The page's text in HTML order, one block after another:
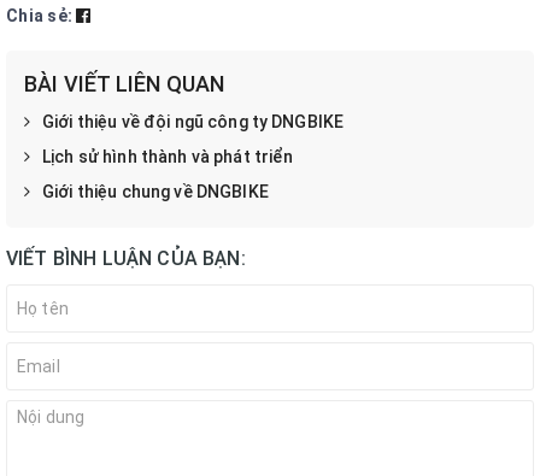
Chia sẻ:
BÀI VIẾT LIÊN QUAN
Giới thiệu về đội ngũ công ty DNGBIKE
Lịch sử hình thành và phát triển
Giới thiệu chung về DNGBIKE
VIẾT BÌNH LUẬN CỦA BẠN: